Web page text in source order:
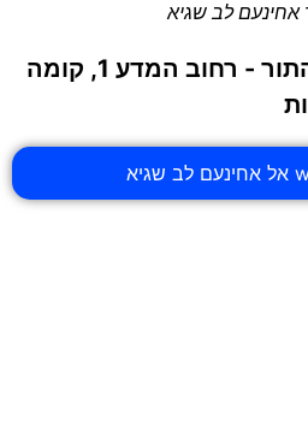
אחינעם לב שגיא
כתובת להגעה בזמן התור - רחוב המדע 1, קומה